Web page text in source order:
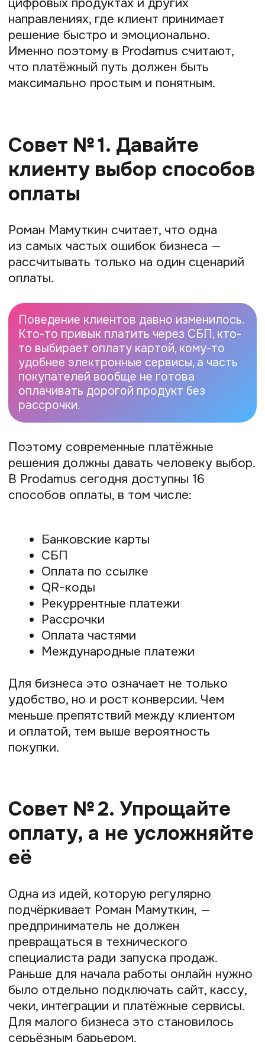
покупки.
Совет № 2. Упрощайте
оплату, а не усложняйте
её
превращаться в технического
специалиста ради запуска продаж.
Раньше для начала работы онлайн нужно
было отдельно подключать сайт, кассу,
чеки, интеграции и платёжные сервисы.
Для малого бизнеса это становилось
Именно поэтому Prodamus сделал
ставку на упрощение сценариев оплаты.
Например, предприниматель может
принимать платежи официально даже
через платёжную ссылку или QR-код.
экспертов, онлайн-школ и малого
бизнеса.
По словам Романа Мамуткина, чем
проще клиенту оплатить продукт, тем
проще бизнесу зарабатывать.
Совет № 3. Работайте
легально с самого
начала
Отдельный акцент Prodamus делает
на легальной работе бизнеса. Роман
Мамуткин считает, что предприниматель
не должен жить в постоянном страхе
изначально строились вокруг
автоматизации этих процессов.
Сегодня платёжная инфраструктура
компании позволяет:
Автоматически отправлять чеки
Передавать данные в налоговую
Работать в рамках 54-ФЗ
Принимать оплату официально
Автоматизировать часть рутинных
Для предпринимателя это означает
меньше ручной работы и меньше риска
допустить ошибки в повседневной
деятельности.
среднего чека
Ещё один инструмент, который Prodamus
активно развивает, — рассрочки
и оплата частями. По словам Романа
рассрочка влияет на продажи. Для
клиента психологически проще принять
решение о покупке, когда сумму можно
разделить на части.
Особенно хорошо рассрочки работают
в:
Онлайн-образовании
Консультационных услугах
Дорогих цифровых продуктах
Программах сопровождения
Подписочных сервисах